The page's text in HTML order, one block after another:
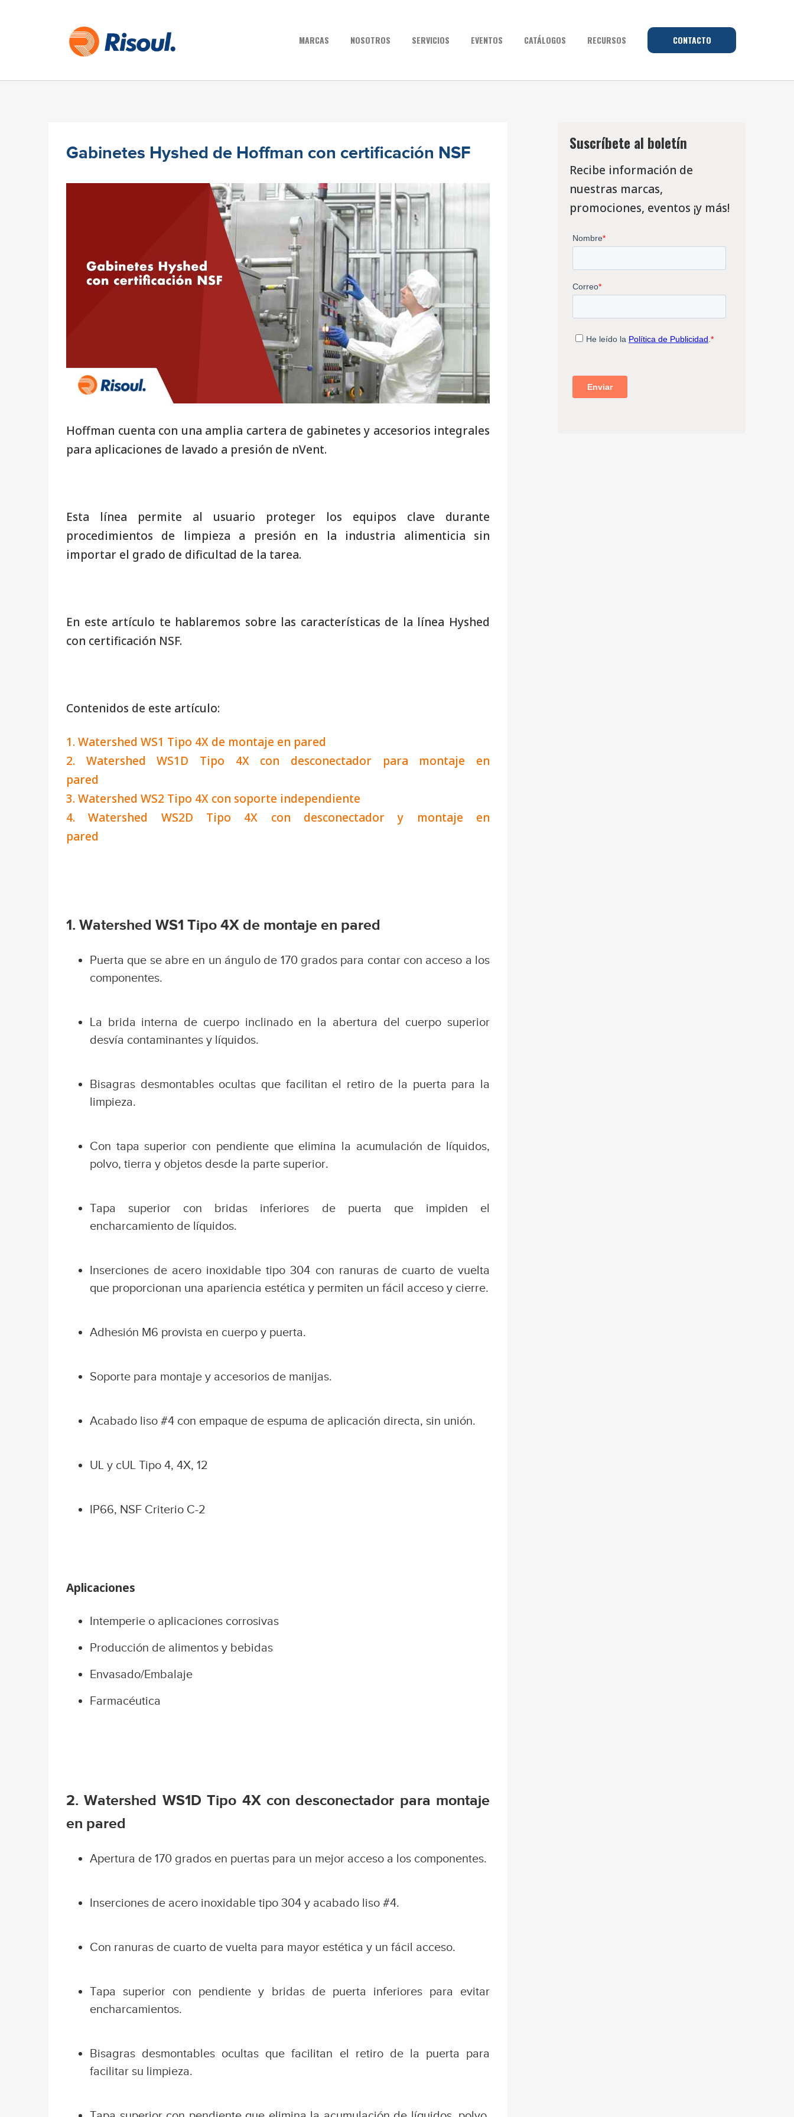
MARCAS NOSOTROS SERVICIOS EVENTOS CATÁLOGOS RECURSOS CONTACTO
Gabinetes Hyshed de Hoffman con certificación NSF
Hoffman cuenta con una amplia cartera de gabinetes y accesorios integrales
para aplicaciones de lavado a presión de nVent.
Esta línea permite al usuario proteger los equipos clave durante
procedimientos de limpieza a presión en la industria alimenticia sin
importar el grado de dificultad de la tarea.
En este artículo te hablaremos sobre las características de la línea Hyshed
con certificación NSF.
Contenidos de este artículo:
1. Watershed WS1 Tipo 4X de montaje en pared
2. Watershed WS1D Tipo 4X con desconectador para montaje en
pared
3. Watershed WS2 Tipo 4X con soporte independiente
4. Watershed WS2D Tipo 4X con desconectador y montaje en
pared
1. Watershed WS1 Tipo 4X de montaje en pared
Puerta que se abre en un ángulo de 170 grados para contar con acceso a los
componentes.
La brida interna de cuerpo inclinado en la abertura del cuerpo superior
desvía contaminantes y líquidos.
Bisagras desmontables ocultas que facilitan el retiro de la puerta para la
limpieza.
Con tapa superior con pendiente que elimina la acumulación de líquidos,
polvo, tierra y objetos desde la parte superior.
Tapa superior con bridas inferiores de puerta que impiden el
encharcamiento de líquidos.
Inserciones de acero inoxidable tipo 304 con ranuras de cuarto de vuelta
que proporcionan una apariencia estética y permiten un fácil acceso y cierre.
Adhesión M6 provista en cuerpo y puerta.
Soporte para montaje y accesorios de manijas.
Acabado liso #4 con empaque de espuma de aplicación directa, sin unión.
UL y cUL Tipo 4, 4X, 12
IP66, NSF Criterio C-2
Aplicaciones
Intemperie o aplicaciones corrosivas
Producción de alimentos y bebidas
Envasado/Embalaje
Farmacéutica
2. Watershed WS1D Tipo 4X con desconectador para montaje
en pared
Apertura de 170 grados en puertas para un mejor acceso a los componentes.
Inserciones de acero inoxidable tipo 304 y acabado liso #4.
Con ranuras de cuarto de vuelta para mayor estética y un fácil acceso.
Tapa superior con pendiente y bridas de puerta inferiores para evitar
encharcamientos.
Bisagras desmontables ocultas que facilitan el retiro de la puerta para
facilitar su limpieza.
Suscríbete al boletín
Recibe información de
nuestras marcas,
promociones, eventos ¡y más!